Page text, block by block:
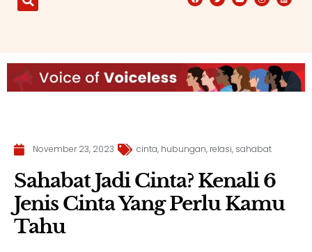
November 23, 2023 cinta, hubungan, relasi, sahabat
Sahabat Jadi Cinta? Kenali 6
Jenis Cinta Yang Perlu Kamu
Tahu